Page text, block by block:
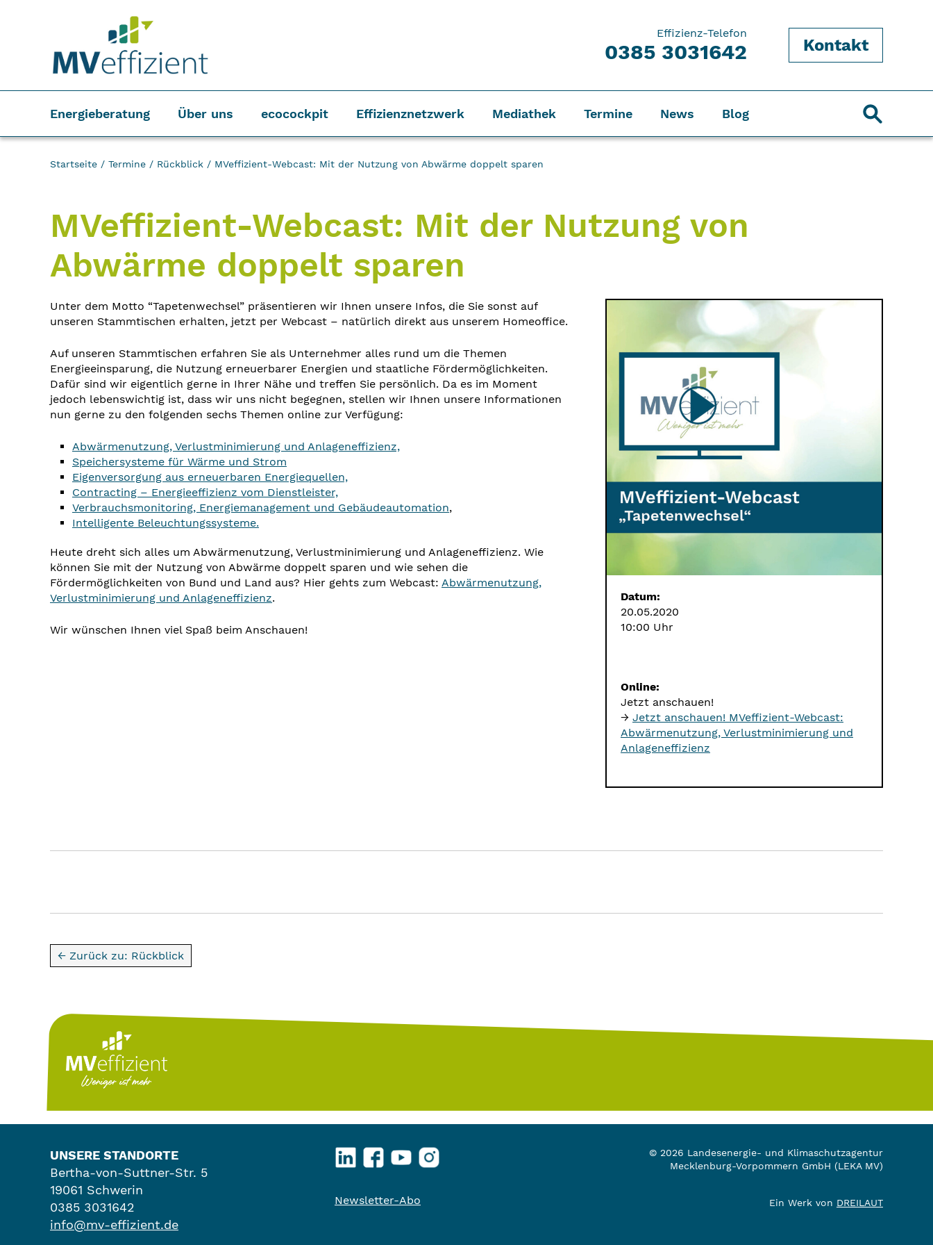
Effizienz-Telefon
0385 3031642 Kontakt
Energieberatung Über uns ecocockpit Effizienznetzwerk Mediathek Termine News Blog
Startseite / Termine / Rückblick / MVeffizient-Webcast: Mit der Nutzung von Abwärme doppelt sparen
MVeffizient-Webcast: Mit der Nutzung von
Abwärme doppelt sparen
Datum:
20.05.2020
10:00 Uhr
Online:
Jetzt anschauen!
→ Jetzt anschauen! MVeffizient-Webcast:
Abwärmenutzung, Verlustminimierung und
Anlageneffizienz
Unter dem Motto “Tapetenwechsel” präsentieren wir Ihnen unsere Infos, die Sie sonst auf
unseren Stammtischen erhalten, jetzt per Webcast – natürlich direkt aus unserem Homeoffice.
Auf unseren Stammtischen erfahren Sie als Unternehmer alles rund um die Themen
Energieeinsparung, die Nutzung erneuerbarer Energien und staatliche Fördermöglichkeiten.
Dafür sind wir eigentlich gerne in Ihrer Nähe und treffen Sie persönlich. Da es im Moment
jedoch lebenswichtig ist, dass wir uns nicht begegnen, stellen wir Ihnen unsere Informationen
nun gerne zu den folgenden sechs Themen online zur Verfügung:
Abwärmenutzung, Verlustminimierung und Anlageneffizienz,
Speichersysteme für Wärme und Strom
Eigenversorgung aus erneuerbaren Energiequellen,
Contracting – Energieeffizienz vom Dienstleister,
Verbrauchsmonitoring, Energiemanagement und Gebäudeautomation,
Intelligente Beleuchtungssysteme.
Heute dreht sich alles um Abwärmenutzung, Verlustminimierung und Anlageneffizienz. Wie
können Sie mit der Nutzung von Abwärme doppelt sparen und wie sehen die
Fördermöglichkeiten von Bund und Land aus? Hier gehts zum Webcast: Abwärmenutzung,
Verlustminimierung und Anlageneffizienz.
Wir wünschen Ihnen viel Spaß beim Anschauen!
← Zurück zu: Rückblick
UNSERE STANDORTE
Bertha-von-Suttner-Str. 5
19061 Schwerin
0385 3031642
info@mv-effizient.de
LinkedInFacebookYouTubeInstagram
Newsletter-Abo
© 2026 Landesenergie- und Klimaschutzagentur
Mecklenburg-Vorpommern GmbH (LEKA MV)
Ein Werk von DREILAUT